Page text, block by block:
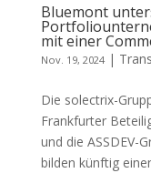
Bluemont
mit einer
Nov. 19, 2024|
Die solectrix-
Frankfurter
und die ASSDEV-
bilden künftig